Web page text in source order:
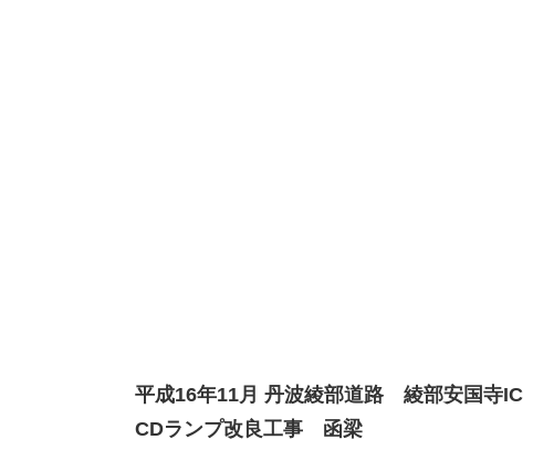
平成16年11月 丹波綾部道路 綾部安国寺IC
CDランプ改良工事 函梁